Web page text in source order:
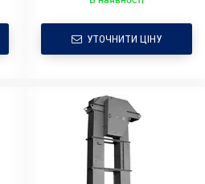
УТОЧНИТИ ЦІНУ